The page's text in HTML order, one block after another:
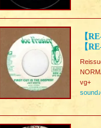
【
【
vg+
sound♪